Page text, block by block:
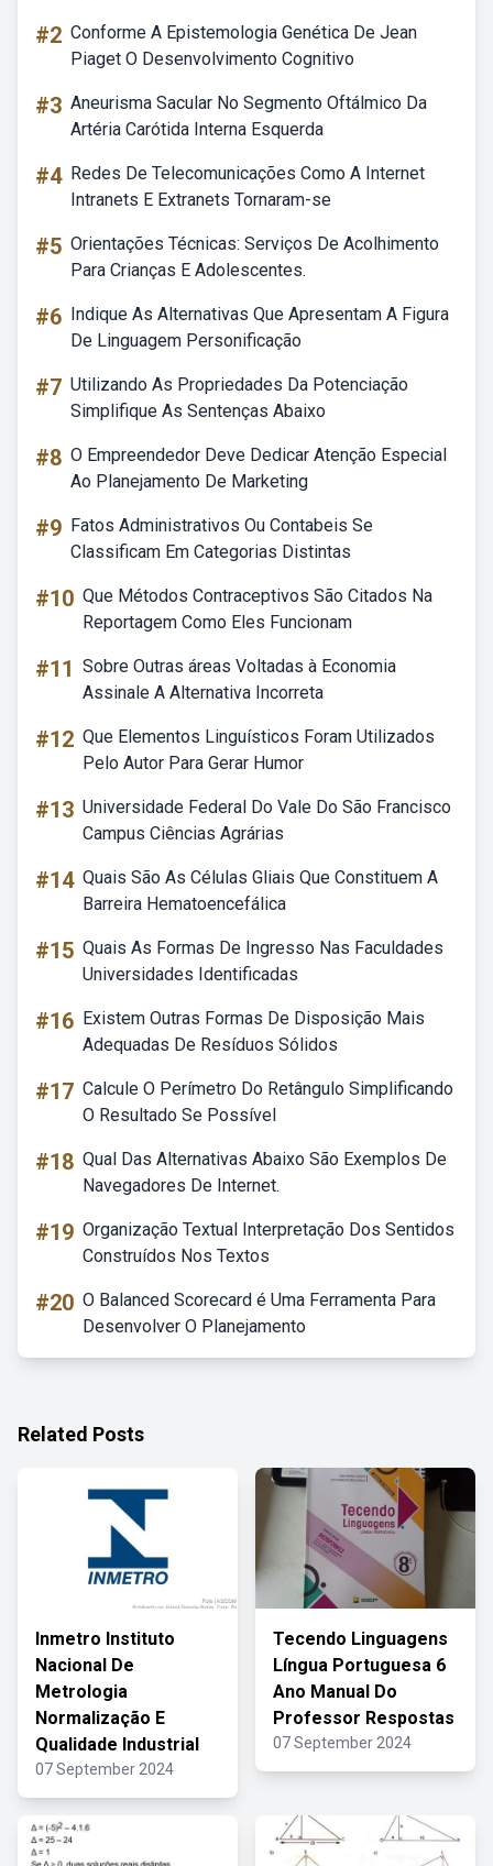
#2 Conforme A Epistemologia Genética De Jean
Piaget O Desenvolvimento Cognitivo
#3 Aneurisma Sacular No Segmento Oftálmico Da
Artéria Carótida Interna Esquerda
#4 Redes De Telecomunicações Como A Internet
Intranets E Extranets Tornaram-se
#5 Orientações Técnicas: Serviços De Acolhimento
Para Crianças E Adolescentes.
#6 Indique As Alternativas Que Apresentam A Figura
De Linguagem Personificação
#7 Utilizando As Propriedades Da Potenciação
Simplifique As Sentenças Abaixo
#8 O Empreendedor Deve Dedicar Atenção Especial
Ao Planejamento De Marketing
#9 Fatos Administrativos Ou Contabeis Se
Classificam Em Categorias Distintas
#10 Que Métodos Contraceptivos São Citados Na
Reportagem Como Eles Funcionam
#11 Sobre Outras áreas Voltadas à Economia
Assinale A Alternativa Incorreta
#12 Que Elementos Linguísticos Foram Utilizados
Pelo Autor Para Gerar Humor
#13 Universidade Federal Do Vale Do São Francisco
Campus Ciências Agrárias
#14 Quais São As Células Gliais Que Constituem A
Barreira Hematoencefálica
#15 Quais As Formas De Ingresso Nas Faculdades
Universidades Identificadas
#16 Existem Outras Formas De Disposição Mais
Adequadas De Resíduos Sólidos
#17 Calcule O Perímetro Do Retângulo Simplificando
O Resultado Se Possível
#18 Qual Das Alternativas Abaixo São Exemplos De
Navegadores De Internet.
#19 Organização Textual Interpretação Dos Sentidos
Construídos Nos Textos
#20 O Balanced Scorecard é Uma Ferramenta Para
Desenvolver O Planejamento
Related Posts
Inmetro Instituto
Nacional De
Metrologia
Normalização E
Qualidade Industrial
07 September 2024
Tecendo Linguagens
Língua Portuguesa 6
Ano Manual Do
Professor Respostas
07 September 2024